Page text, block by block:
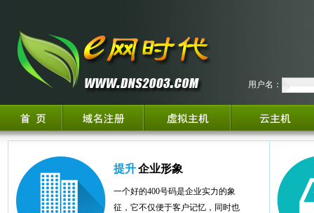
用户名：
提升企业形象
一个好的400号码是企业实力的象
征，它不仅便于客户记忆，同时也